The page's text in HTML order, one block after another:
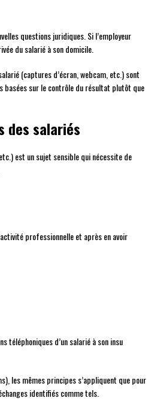
questions juridiques. Si l’employeur
du salarié à son domicile.
(captures d’écran, webcam, etc.) sont
basées sur le contrôle du résultat plutôt que
des salariés
est un sujet sensible qui nécessite de
professionnelle et après en avoir
téléphoniques d’un salarié à son insu
les mêmes principes s’appliquent que pour
identifiés comme tels.